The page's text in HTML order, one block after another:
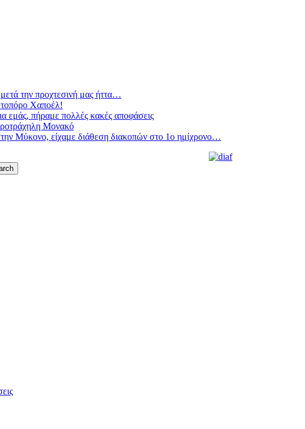
την προχτεσινή μας ήττα…
Χαποέλ!
εμάς, πήραμε πολλές κακές αποφάσεις
Μονακό
Μύκονο, είχαμε διάθεση διακοπών στο 1ο ημίχρονο…